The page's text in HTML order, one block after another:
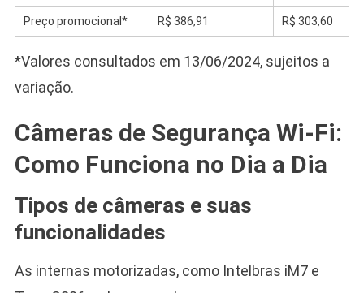
Preço promocional* R$ 386,91 R$ 303,60
*Valores consultados em 13/06/2024, sujeitos a
variação.
Câmeras de Segurança Wi-Fi:
Como Funciona no Dia a Dia
Tipos de câmeras e suas
funcionalidades
As internas motorizadas, como Intelbras iM7 e